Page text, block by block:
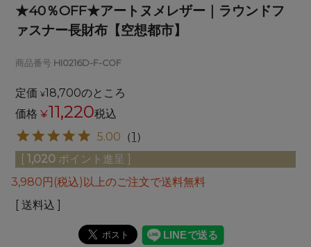
★40％OFF★アートヌメレザー｜ラウンドフ
ァスナー長財布【空想都市】
商品番号 HI0216D-F-COF
定価 ¥18,700のところ
価格 ¥11,220税込
5.00 （1 ）
[ 1,020 ポイント進呈 ]
3,980円(税込)以上のご注文で送料無料
送料込